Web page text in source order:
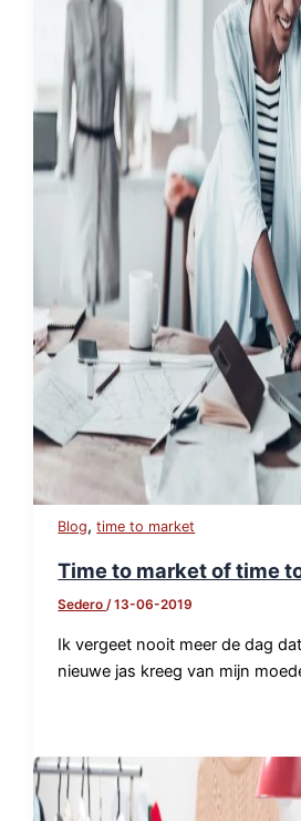
Blog,time to market
Time to market of time
Sedero/13-06-2019
Ik vergeet nooit meer de dag
nieuwe jas kreeg van mijn